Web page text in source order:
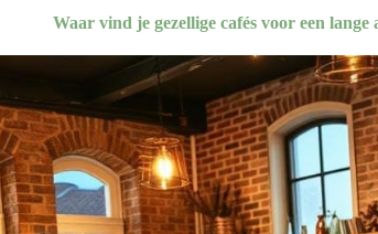
Waar vind je gezellige cafés voor een lange